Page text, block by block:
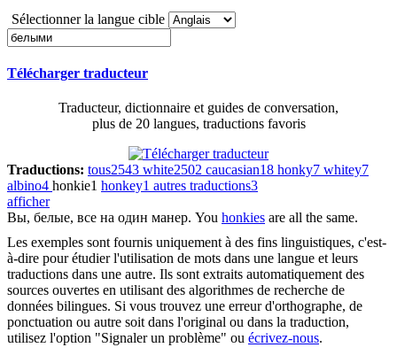
Sélectionner la langue cible
Télécharger traducteur
Traducteur, dictionnaire et guides de conversation,
plus de 20 langues, traductions favoris
Traductions: tous2543 white2502 caucasian18 honky7 whitey7
albino4 honkie1 honkey1 autres traductions3
afficher
Вы, белые, все на один манер. You honkies are all the same.
Les exemples sont fournis uniquement à des fins linguistiques, c'est-
à-dire pour étudier l'utilisation de mots dans une langue et leurs
traductions dans une autre. Ils sont extraits automatiquement des
sources ouvertes en utilisant des algorithmes de recherche de
données bilingues. Si vous trouvez une erreur d'orthographe, de
ponctuation ou autre soit dans l'original ou dans la traduction,
utilisez l'option "Signaler un problème" ou écrivez-nous.